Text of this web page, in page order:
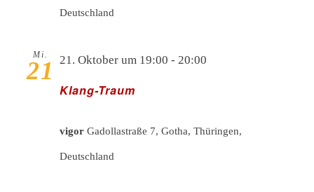
Deutschland
Mi.
21
Klang-Traum
21. Oktober um 19:00 -20:00
vigorGadollastraße 7, Gotha, Thüringen,
Deutschland